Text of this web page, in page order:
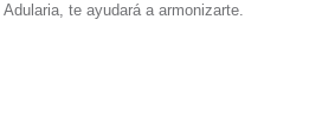
te ayudará a armonizarte.